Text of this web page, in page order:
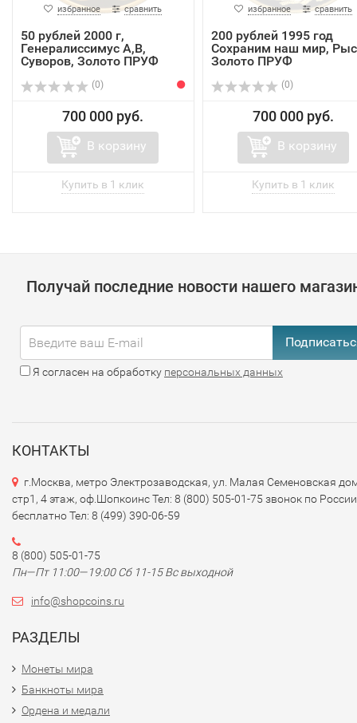
избранное сравнить
50 рублей 2000 г,
Генералиссимус А,В,
Суворов, Золото ПРУФ
(0)
700 000 руб.
В корзину
избранное сравнить
200 рублей 1995 год
Сохраним наш мир,
Золото ПРУФ
(0)
700 000 руб.
В корзину
Получай последние новости нашего
Я согласен на обработку персональных данных
КОНТАКТЫ
г.Москва, метро Электрозаводская, ул. Малая Семеновская
стр1, 4 этаж, оф.Шопкоинс Тел: 8 (800) 505-01-75 звонок по России
бесплатно Тел: 8 (499) 390-06-59
8 (800) 505-01-75
Пн—Пт 11:00—19:00 Сб 11-15 Вс выходной
info@shopcoins.ru
РАЗДЕЛЫ
Монеты мира
Банкноты мира
Ордена и медали